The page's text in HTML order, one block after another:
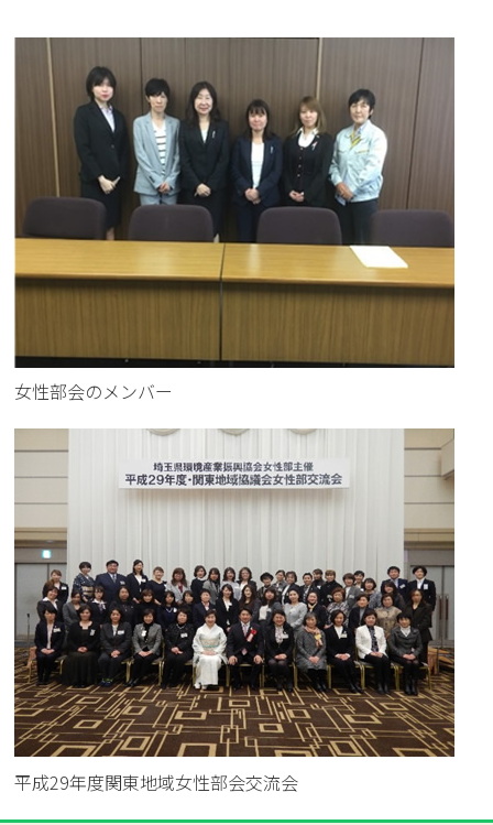
女性部会のメンバー
平成29年度関東地域女性部会交流会